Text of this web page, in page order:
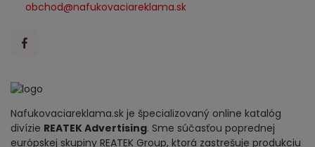
Nafukovaciareklama.sk je špecializovaný online katalóg
divízie REATEK Advertising. Sme súčasťou poprednej
európskej skupiny REATEK Group, ktorá zastrešuje produkciu
obchod@nafukovaciareklama.sk